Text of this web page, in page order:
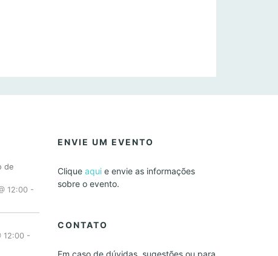
de
12:00 -
12:00 -
ENVIE UM EVENTO
Clique aquie envie as informações
sobre o evento.
CONTATO